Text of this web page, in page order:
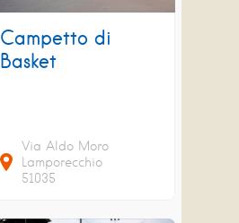
Campetto di
Basket
Via Aldo Moro
Lamporecchio
51035